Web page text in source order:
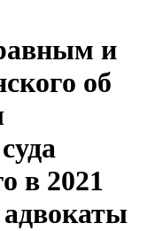
и
об
в 2021
адвокаты